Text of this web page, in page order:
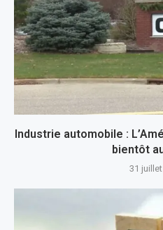
Industrie automobile :
bientôt
31